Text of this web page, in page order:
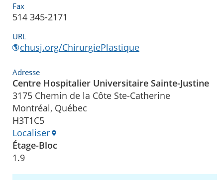
Fax
514 345-2171
URL
chusj.org/ChirurgiePlastique
Adresse
Centre Hospitalier Universitaire Sainte-Justine
3175 Chemin de la Côte Ste-Catherine
Montréal, Québec
H3T1C5
Localiser
Étage-Bloc
1.9